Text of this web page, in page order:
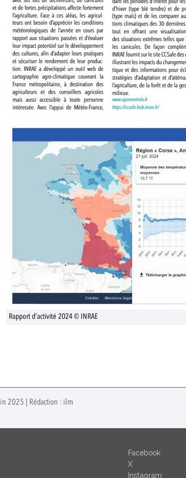
Rapport d'activité 2024 © INRAE
2025 | Rédaction : ilm
Facebook
X
Instagram